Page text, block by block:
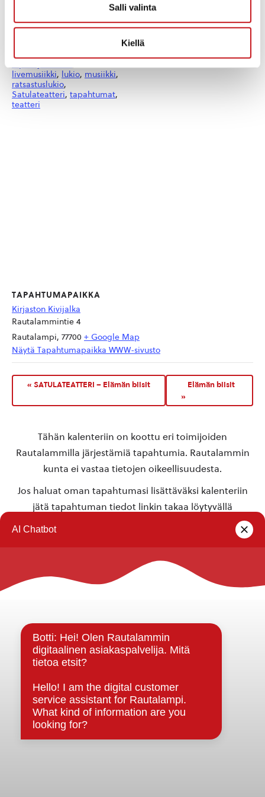
Salli valinta
Kiellä
Musiikki,Satulateatteri,
livemusiikki, lukio, musiikki,
ratsastuslukio,
Satulateatteri, tapahtumat,
teatteri
TAPAHTUMAPAIKKA
Kirjaston Kivijalka
Rautalammintie 4
Rautalampi, 77700 + Google Map
Näytä Tapahtumapaikka WWW-sivusto
« SATULATEATTERI – Elämän biisit
Elämän biisit
»
Tähän kalenteriin on koottu eri toimijoiden
Rautalammilla järjestämiä tapahtumia. Rautalammin
kunta ei vastaa tietojen oikeellisuudesta.
Jos haluat oman tapahtumasi lisättäväksi kalenteriin
jätä tapahtuman tiedot linkin takaa löytyvällä
Rautalammin kunta
Strategiat, ohjelmat, ohjeet, suunnitelmat, säännöt ja
sopimukset
Asiakirjajulkisuuskuvaus
Evästeet
Saavutettavuusseloste
Tietosuoja
Tietosuojaselosteet